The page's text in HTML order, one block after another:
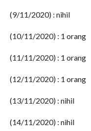
(9/11/2020) : nihil
(10/11/2020) : 1 orang
(11/11/2020) : 1 orang
(12/11/2020) : 1 orang
(13/11/2020) : nihil
(14/11/2020) : nihil